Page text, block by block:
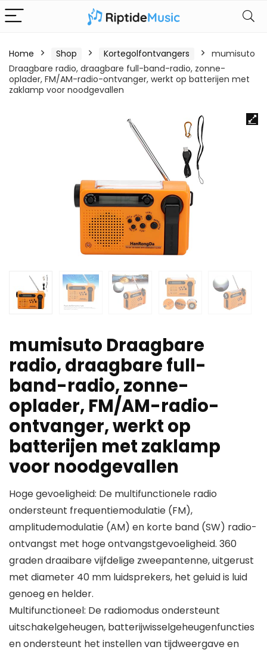
Home Shop Kortegolfontvangers
mumisuto
Draagbare radio, draagbare full-band-radio, zonne-
oplader, FM/AM-radio-ontvanger, werkt op batterijen met
zaklamp voor noodgevallen
mumisuto Draagbare
radio, draagbare full-
band-radio, zonne-
oplader, FM/AM-radio-
ontvanger, werkt op
batterijen met zaklamp
voor noodgevallen
Hoge gevoeligheid: De multifunctionele radio
ondersteunt frequentiemodulatie (FM),
amplitudemodulatie (AM) en korte band (SW) radio-
ontvangst met hoge ontvangstgevoeligheid. 360
graden draaibare vijfdelige zweepantenne, uitgerust
met diameter 40 mm luidsprekers, het geluid is luid
genoeg en helder.
Multifunctioneel: De radiomodus ondersteunt
uitschakelgeheugen, batterijwisselgeheugenfuncties
en ondersteunt het instellen van tijdweergave en